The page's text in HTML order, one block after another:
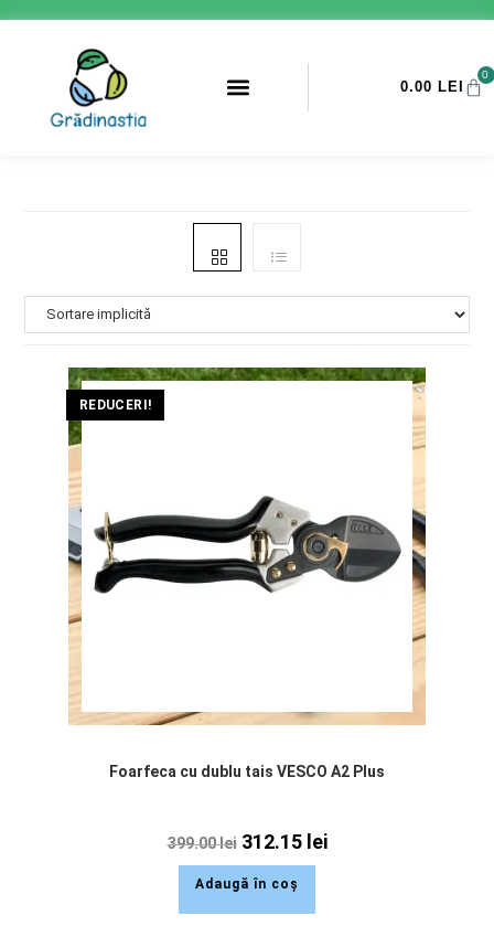
0.00 LEI
0
REDUCERI!
Foarfeca cu dublu tais VESCO A2 Plus
399.00lei 312.15 lei
Adaugă în coș